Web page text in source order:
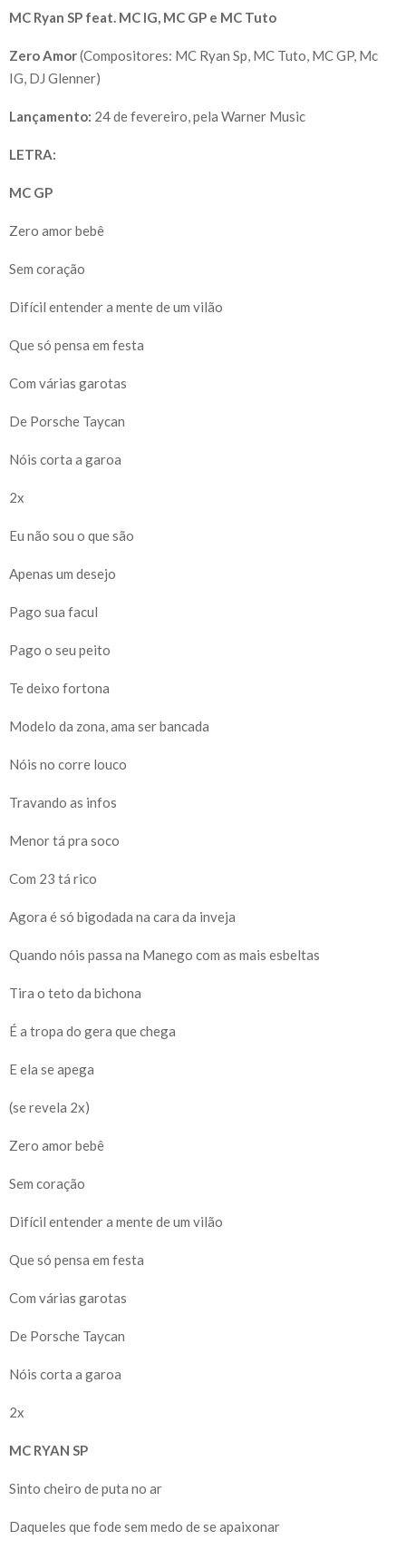
MC Ryan SP feat. MC IG, MC GP e MC Tuto
Zero Amor(Compositores: MC Ryan Sp, MC Tuto, MC GP, Mc
IG, DJ Glenner)
Lançamento: 24 de fevereiro, pela Warner Music
LETRA:
MC GP
Zero amor bebê
Sem coração
Difícil entender a mente de um vilão
Que só pensa em festa
Com várias garotas
De Porsche Taycan
Nóis corta a garoa
2x
Eu não sou o que são
Apenas um desejo
Pago sua facul
Pago o seu peito
Te deixo fortona
Modelo da zona, ama ser bancada
Nóis no corre louco
Travando as infos
Menor tá pra soco
Com 23 tá rico
Agora é só bigodada na cara da inveja
Quando nóis passa na Manego com as mais esbeltas
Tira o teto da bichona
É a tropa do gera que chega
E ela se apega
(se revela 2x)
Zero amor bebê
Sem coração
Difícil entender a mente de um vilão
Que só pensa em festa
Com várias garotas
De Porsche Taycan
Nóis corta a garoa
2x
MC RYAN SP
Sinto cheiro de puta no ar
Daqueles que fode sem medo de se apaixonar